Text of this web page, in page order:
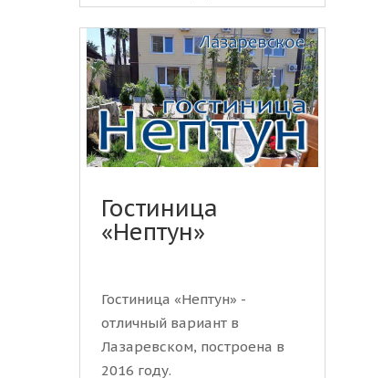
Гостиница
«Нептун»
Гостиница «Нептун» -
отличный вариант в
Лазаревском, построена в
2016 году.